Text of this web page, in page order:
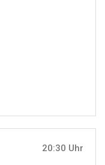
20:30 Uhr